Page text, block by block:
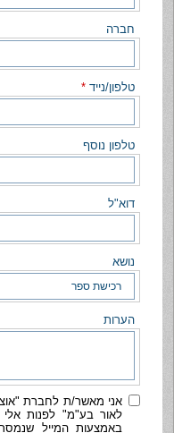
חברה
טלפון/נייד *
טלפון נוסף
דוא"ל
נושא
הערות
אני מאשר/ת לחברת
לאור בע"מ" לפנות אלי
באמצעות המייל